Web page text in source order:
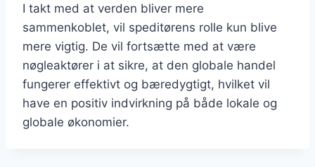
I takt med at verden bliver mere
sammenkoblet, vil speditørens rolle kun blive
mere vigtig. De vil fortsætte med at være
nøgleaktører i at sikre, at den globale handel
fungerer effektivt og bæredygtigt, hvilket vil
have en positiv indvirkning på både lokale og
globale økonomier.